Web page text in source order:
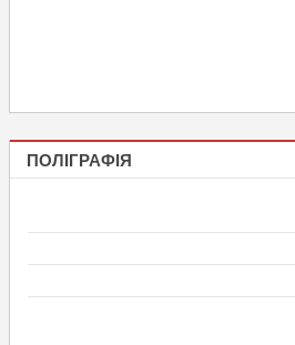
ПОЛІГРАФІЯ